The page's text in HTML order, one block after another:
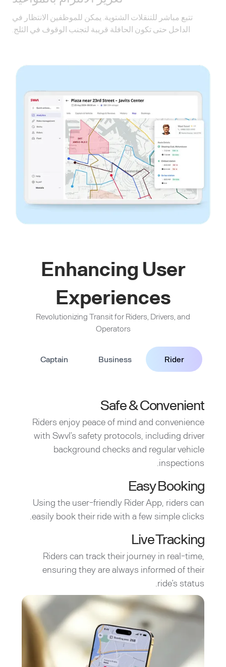
تتبع مباشر للتنقلات الشتوية. يمكن للموظفين الانتظار في
الداخل حتى تكون الحافلة قريبة لتجنب الوقوف في الثلج.
Enhancing User
Experiences
Revolutionizing Transit for Riders, Drivers, and
Operators
Rider
Business
Captain
Safe & Convenient
Riders enjoy peace of mind and convenience
with Swvl’s safety protocols, including driver
background checks and regular vehicle
inspections.
Easy Booking
Using the user-friendly Rider App, riders can
easily book their ride with a few simple clicks.
Live Tracking
Riders can track their journey in real-time,
ensuring they are always informed of their
ride’s status.